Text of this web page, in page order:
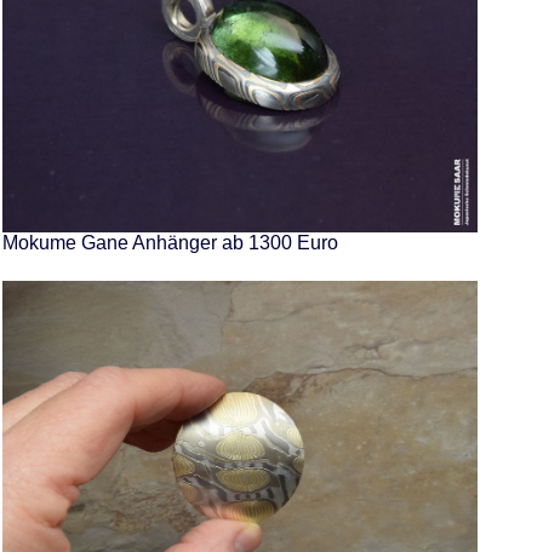
Mokume Gane Anhänger ab 1300 Euro